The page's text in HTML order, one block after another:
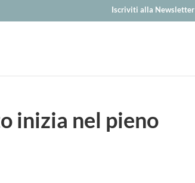
Iscriviti alla Newsletter
inizia nel pieno